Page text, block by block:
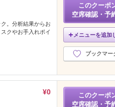
。分析結果からお
クやお手入れポイ
このクーポ
空席確認・予
メニューを追加
ブックマー
¥0
このクーポ
空席確認・予